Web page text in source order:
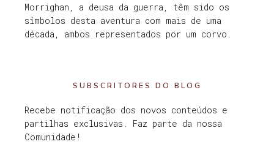
Morrighan, a deusa da guerra, têm sido os
símbolos desta aventura com mais de uma
década, ambos representados por um corvo.
SUBSCRITORES DO BLOG
Recebe notificação dos novos conteúdos e
partilhas exclusivas. Faz parte da nossa
Comunidade!